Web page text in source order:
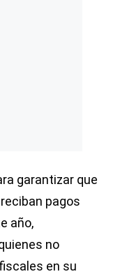
garantizar que
pagos
año,
no
en su